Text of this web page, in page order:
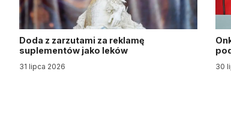
Doda z zarzutami za reklamę
suplementów jako leków
31 lipca 2026 30